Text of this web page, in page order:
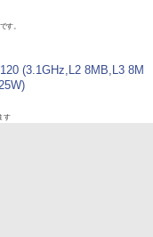
す。
(3.1GHz,L2 8MB,L3 8M
す